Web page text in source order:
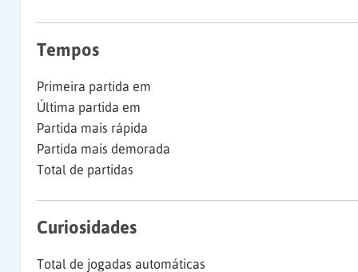
Tempos
Primeira partida em
Última partida em
Partida mais rápida
Partida mais demorada
Total de partidas
Curiosidades
Total de jogadas automáticas